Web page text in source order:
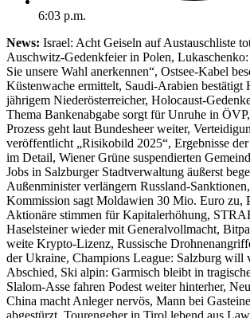
6:03 p.m.
News: Israel: Acht Geiseln auf Austauschliste
Auschwitz-Gedenkfeier in Polen,
Sie unsere Wahl anerkennen“, Ostsee-Kabel
Küstenwache ermittelt, Saudi-Arabien bestätigt
jährigem Niederösterreicher, Holocaust-
Thema Bankenabgabe sorgt für Unruhe in
Prozess geht laut Bundesheer weiter,
veröffentlicht „Risikobild 2025“, Ergebnisse
im Detail, Wiener Grüne suspendierten
Jobs in Salzburger Stadtverwaltung äußerst
Außenminister verlängern Russland-
Kommission sagt Moldawien 30 Mio. Euro zu,
Aktionäre stimmen für Kapitalerhöhung,
Haselsteiner wieder mit Generalvollmacht,
weite Krypto-Lizenz, Russische
der Ukraine, Champions League: Salzburg will
Abschied, Ski alpin: Garmisch bleibt in
Slalom-Asse fahren Podest weiter hinterher,
China macht Anleger nervös, Mann bei
abgestürzt, Tourengeher in Tirol lebend aus